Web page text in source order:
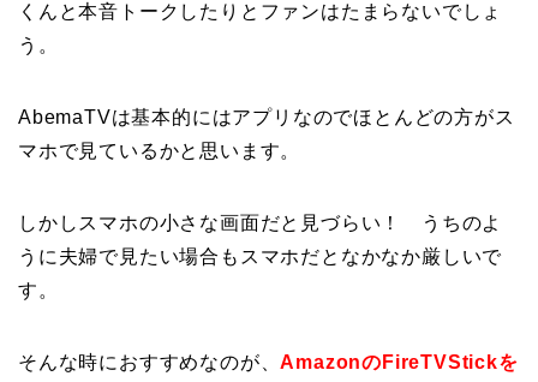
くんと本音トークしたりとファンはたまらないでしょ
う。
AbemaTVは基本的にはアプリなのでほとんどの方がス
マホで見ているかと思います。
しかしスマホの小さな画面だと見づらい！ うちのよ
うに夫婦で見たい場合もスマホだとなかなか厳しいで
す。
そんな時におすすめなのが、AmazonのFireTVStickを